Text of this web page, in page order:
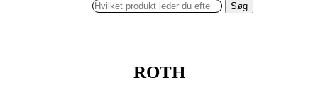
Søg
ROTH